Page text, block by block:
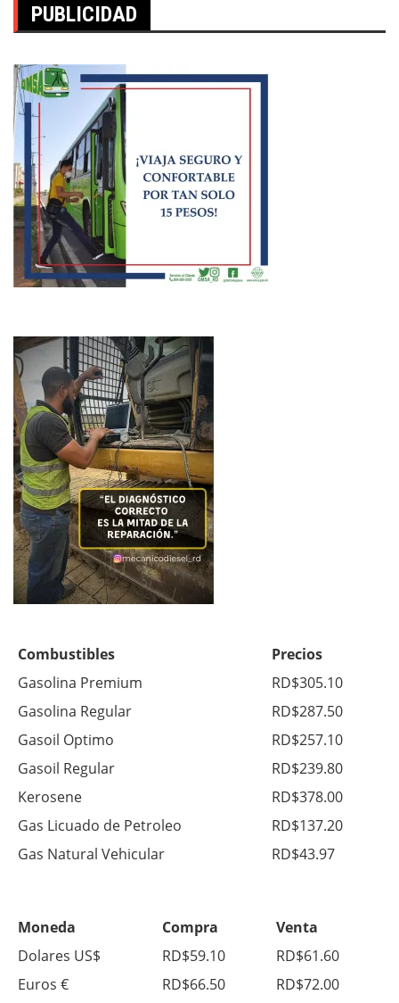
PUBLICIDAD
Combustibles
Precios
Gasolina Premium
RD$305.10
Gasolina Regular
RD$287.50
Gasoil Optimo
RD$257.10
Gasoil Regular
RD$239.80
Kerosene
RD$378.00
Gas Licuado de Petroleo
RD$137.20
Gas Natural Vehicular
RD$43.97
Moneda Compra
Venta
Dolares US$
RD$59.10
RD$61.60
Euros €
RD$66.50 RD$72.00